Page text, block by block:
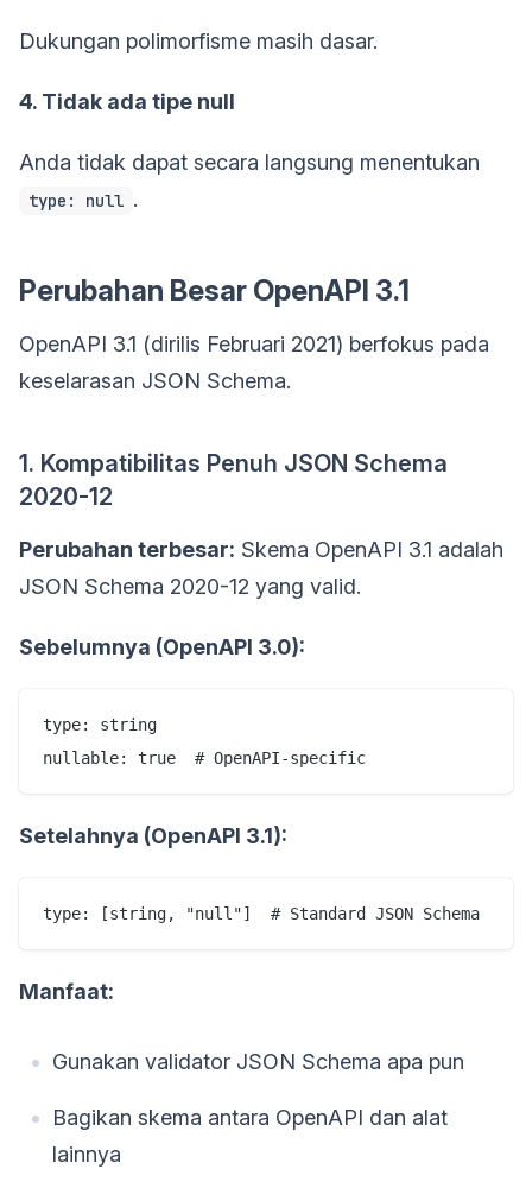
Dukungan polimorfisme masih dasar.
4. Tidak ada tipe null
Anda tidak dapat secara langsung menentukan
type: null .
Perubahan Besar OpenAPI 3.1
OpenAPI 3.1 (dirilis Februari 2021) berfokus pada
keselarasan JSON Schema.
1. Kompatibilitas Penuh JSON Schema
2020-12
Perubahan terbesar: Skema OpenAPI 3.1 adalah
JSON Schema 2020-12 yang valid.
Sebelumnya (OpenAPI 3.0):
type: string
Setelahnya (OpenAPI 3.1):
Manfaat:
Gunakan validator JSON Schema apa pun
Bagikan skema antara OpenAPI dan alat
lainnya